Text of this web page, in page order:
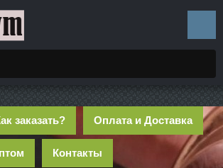
заказать? Оплата и Доставка
Контакты